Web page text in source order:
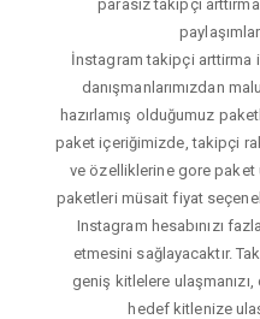
parasız takipçi
İnstagram takipçi arttirma
danışmanlarımızdan
hazırlamış olduğumuz
paket içeriğimizde, takipçi
ve özelliklerine gore paket
paketleri müsait fiyat
Instagram hesabınızı
etmesini sağlayacaktır.
geniş kitlelere
hedef kitlenize